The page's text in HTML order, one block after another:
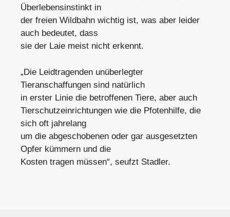
Überlebensinstinkt in
der freien Wildbahn wichtig ist, was aber leider
auch bedeutet, dass
sie der Laie meist nicht erkennt.
„Die Leidtragenden unüberlegter
Tieranschaffungen sind natürlich
in erster Linie die betroffenen Tiere, aber auch
Tierschutzeinrichtungen wie die Pfotenhilfe, die
sich oft jahrelang
um die abgeschobenen oder gar ausgesetzten
Opfer kümmern und die
Kosten tragen müssen“, seufzt Stadler.